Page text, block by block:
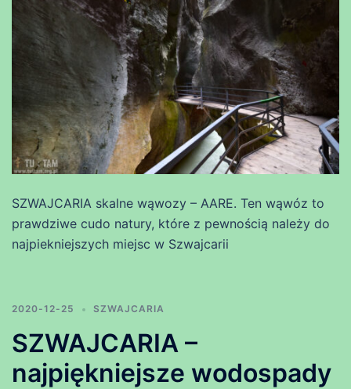
SZWAJCARIA skalne wąwozy – AARE. Ten wąwóz to
prawdziwe cudo natury, które z pewnością należy do
najpiekniejszych miejsc w Szwajcarii
2020-12-25 SZWAJCARIA
SZWAJCARIA –
najpiękniejsze wodospady